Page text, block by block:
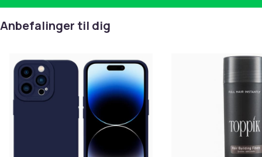
Anbefalinger til dig